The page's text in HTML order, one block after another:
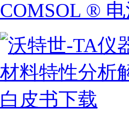
COMSOL ®